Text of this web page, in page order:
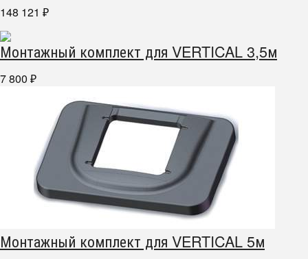
148 121 ₽
Монтажный комплект для VERTICAL 3,5м
7 800 ₽
Монтажный комплект для VERTICAL 5м